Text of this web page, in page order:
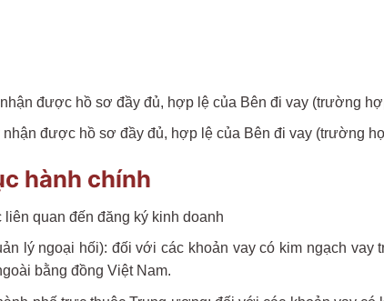
được hồ sơ đầy đủ, hợp lệ của Bên đi vay (trường
được hồ sơ đầy đủ, hợp lệ của Bên đi vay (trường
hành chính
quan đến đăng ký kinh doanh
lý ngoại hối): đối với các khoản vay có kim ngạch
bằng đồng Việt Nam.